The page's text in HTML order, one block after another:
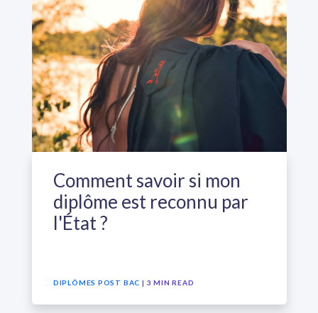
Comment savoir si mon
diplôme est reconnu par
l'État ?
DIPLÔMES POST BAC | 3 MIN READ